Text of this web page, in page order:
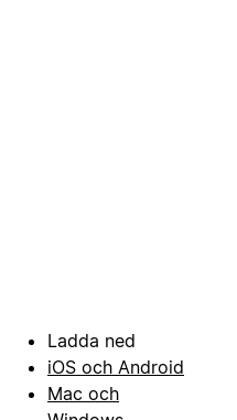
Ladda ned
iOS och Android
Mac och